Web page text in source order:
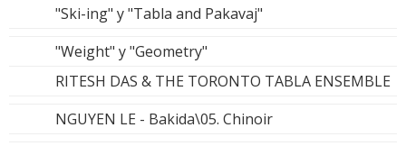
"Ski-ing" y "Tabla and Pakavaj"
"Weight" y "Geometry"
RITESH DAS & THE TORONTO TABLA ENSEMBLE
NGUYEN LE - Bakida\05. Chinoir